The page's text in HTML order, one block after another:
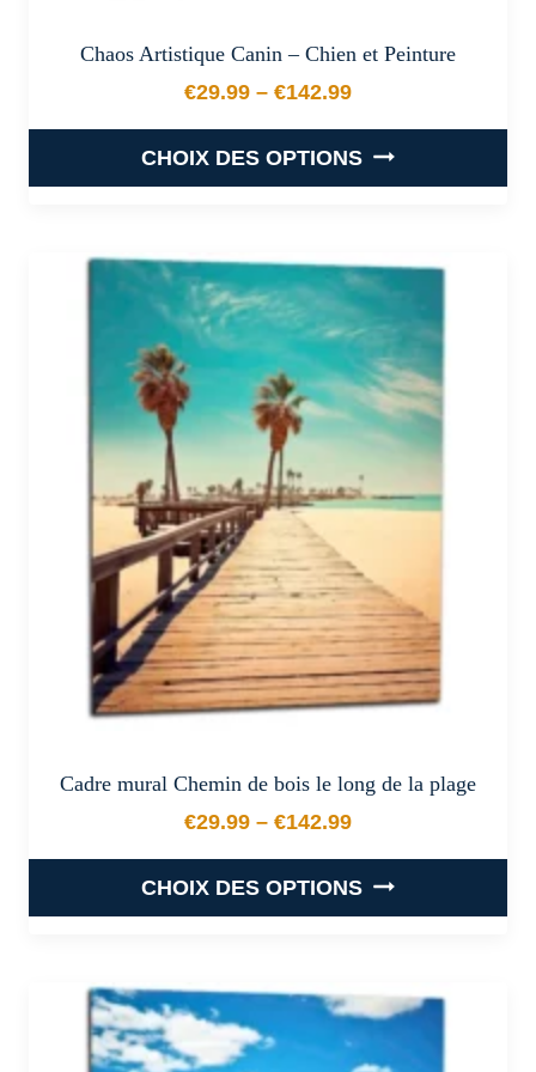
Chaos Artistique Canin – Chien et Peinture
€29.99 – €142.99
Plage de prix : €29.99 à
CHOIX DES OPTIONS
a
plusieurs
variations.
Les
options
peuvent
être
choisies
page
du
produit
Cadre mural Chemin de bois le long de la plage
€29.99 – €142.99
Plage de prix : €29.99 à
CHOIX DES OPTIONS
a
variations.